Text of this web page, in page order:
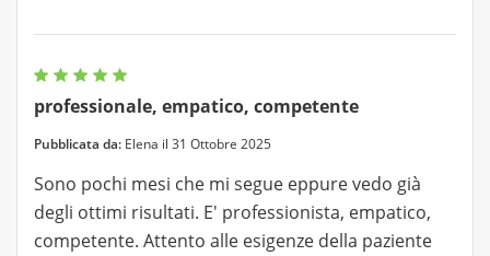
professionale, empatico, competente
Pubblicata da: Elena il 31 Ottobre 2025
Sono pochi mesi che mi segue eppure vedo già
degli ottimi risultati. E' professionista, empatico,
competente. Attento alle esigenze della paziente